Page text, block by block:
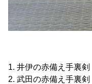
1. 井伊の赤備え手裏剣
2. 武田の赤備え手裏剣